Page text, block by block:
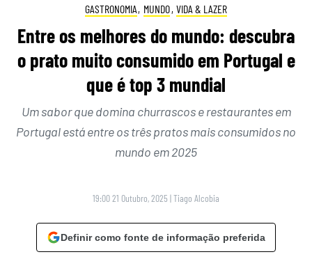
GASTRONOMIA, MUNDO, VIDA & LAZER
Entre os melhores do mundo: descubra
o prato muito consumido em Portugal e
que é top 3 mundial
Um sabor que domina churrascos e restaurantes em
Portugal está entre os três pratos mais consumidos no
mundo em 2025
19:00 21 Outubro, 2025 |Tiago Alcobia
Definir como fonte de informação preferida